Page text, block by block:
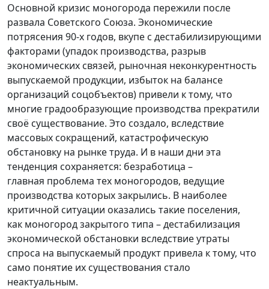
Основной кризис моногорода пережили после
развала Советского Союза. Экономические
потрясения 90-х годов, вкупе с дестабилизирующими
факторами (упадок производства, разрыв
экономических связей, рыночная неконкурентность
выпускаемой продукции, избыток на балансе
организаций соцобъектов) привели к тому, что
многие градообразующие производства прекратили
своё существование. Это создало, вследствие
массовых сокращений, катастрофическую
обстановку на рынке труда. И в наши дни эта
тенденция сохраняется: безработица –
главная проблема тех моногородов, ведущие
производства которых закрылись. В наиболее
критичной ситуации оказались такие поселения,
как моногород закрытого типа – дестабилизация
экономической обстановки вследствие утраты
спроса на выпускаемый продукт привела к тому, что
само понятие их существования стало
неактуальным.